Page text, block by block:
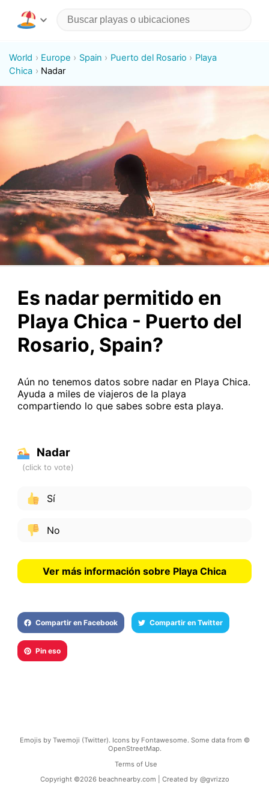
World Europe Spain Puerto del Rosario
Playa
Chica
Nadar
Es nadar permitido en
Playa Chica - Puerto del
Rosario, Spain?
Aún no tenemos datos sobre nadar en Playa Chica.
Ayuda a miles de viajeros de la playa
compartiendo lo que sabes sobre esta playa.
Nadar
Sí
No
Ver más información sobre Playa Chica
Compartir en Facebook Compartir en Twitter
Pin eso
Emojis by Twemoji (Twitter). Icons by Fontawesome. Some data from ©
OpenStreetMap.
Terms of Use
Copyright ©2026 beachnearby.com | Created by @gvrizzo